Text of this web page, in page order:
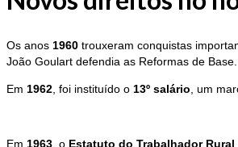
Os anos 1960 trouxeram conquistas
João Goulart defendia as Reformas de
Em 1962, foi instituído o 13º salário, um
Em 1963, o Estatuto do Trabalhador Rural